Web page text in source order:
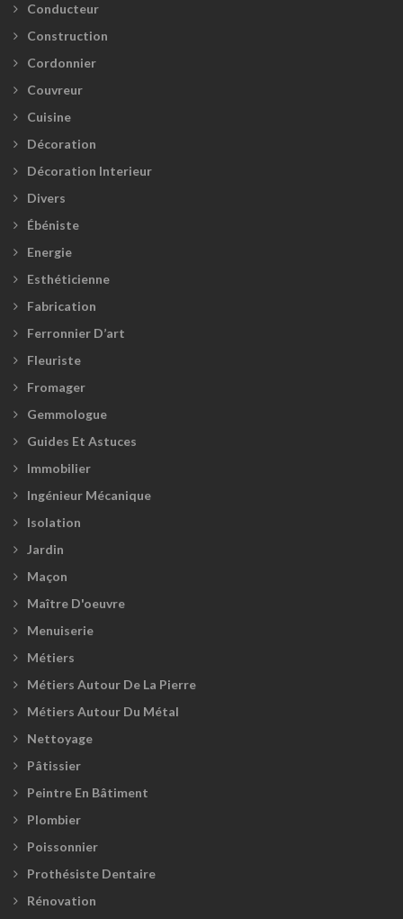
Conducteur
Construction
Cordonnier
Couvreur
Cuisine
Décoration
Décoration Interieur
Divers
Ébéniste
Energie
Esthéticienne
Fabrication
Ferronnier D’art
Fleuriste
Fromager
Gemmologue
Guides Et Astuces
Immobilier
Ingénieur Mécanique
Isolation
Jardin
Maçon
Maître D'oeuvre
Menuiserie
Métiers
Métiers Autour De La Pierre
Métiers Autour Du Métal
Nettoyage
Pâtissier
Peintre En Bâtiment
Plombier
Poissonnier
Prothésiste Dentaire
Rénovation